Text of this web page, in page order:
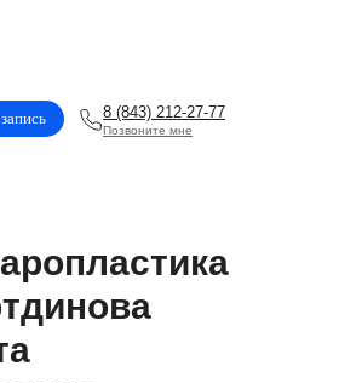
8 (843) 212-27-77
Позвоните мне